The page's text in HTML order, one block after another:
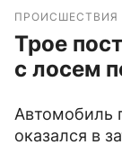
ПРОИСШЕСТВИЯ
Трое
с лосем
Автомобиль
оказался в